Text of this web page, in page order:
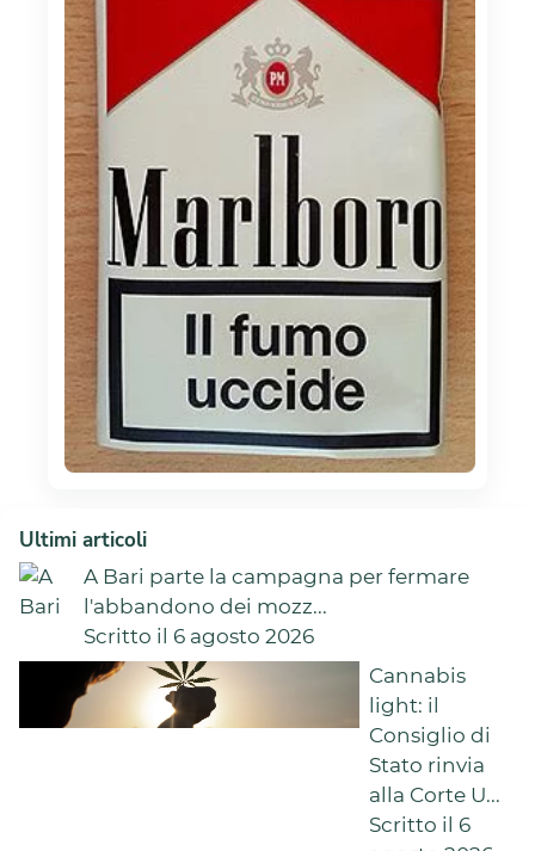
Ultimi articoli
A Bari parte la campagna per fermare
l'abbandono dei mozz...
Scritto il 6 agosto 2026
Cannabis
light: il
Consiglio di
Stato rinvia
alla Corte U...
Scritto il 6